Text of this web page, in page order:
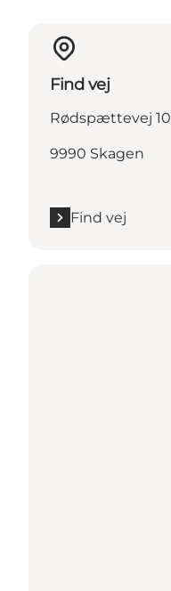
Find vej
Rødspættevej 10
9990 Skagen
Find vej